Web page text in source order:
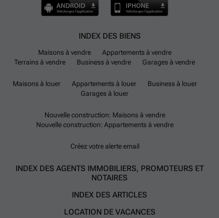
INDEX DES BIENS
Maisons à vendre
Appartements à vendre
Terrains à vendre
Business à vendre Garages à vendre
Maisons à louer Appartements à louer
Business à louer
Garages à louer
Nouvelle construction: Maisons à vendre
Nouvelle construction: Appartements à vendre
Créez votre alerte email
INDEX DES AGENTS IMMOBILIERS, PROMOTEURS ET
NOTAIRES
INDEX DES ARTICLES
LOCATION DE VACANCES